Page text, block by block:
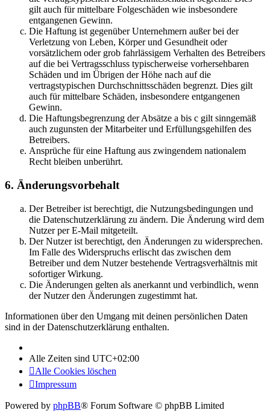
gilt auch für mittelbare Folgeschäden wie insbesondere
entgangenen Gewinn.
Die Haftung ist gegenüber Unternehmern außer bei der
Verletzung von Leben, Körper und Gesundheit oder
vorsätzlichem oder grob fahrlässigem Verhalten des Betreibers
auf die bei Vertragsschluss typischerweise vorhersehbaren
Schäden und im Übrigen der Höhe nach auf die
vertragstypischen Durchschnittsschäden begrenzt. Dies gilt
auch für mittelbare Schäden, insbesondere entgangenen
Gewinn.
Die Haftungsbegrenzung der Absätze a bis c gilt sinngemäß
auch zugunsten der Mitarbeiter und Erfüllungsgehilfen des
Betreibers.
Ansprüche für eine Haftung aus zwingendem nationalem
Recht bleiben unberührt.
6. Änderungsvorbehalt
Der Betreiber ist berechtigt, die Nutzungsbedingungen und
die Datenschutzerklärung zu ändern. Die Änderung wird dem
Nutzer per E-Mail mitgeteilt.
Der Nutzer ist berechtigt, den Änderungen zu widersprechen.
Im Falle des Widerspruchs erlischt das zwischen dem
Betreiber und dem Nutzer bestehende Vertragsverhältnis mit
sofortiger Wirkung.
Die Änderungen gelten als anerkannt und verbindlich, wenn
der Nutzer den Änderungen zugestimmt hat.
Informationen über den Umgang mit deinen persönlichen Daten
sind in der Datenschutzerklärung enthalten.
Alle Zeiten sind UTC+02:00
Alle Cookies löschen
Impressum
Powered by phpBB® Forum Software © phpBB Limited